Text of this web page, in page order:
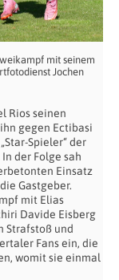
mit seinem
Jochen
Rios seinen
gegen Ectibasi
Spieler“ der
der Folge sah
Einsatz
Gastgeber.
mit Elias
Davide Eisberg
Strafstoß und
Fans ein, die
womit sie einmal